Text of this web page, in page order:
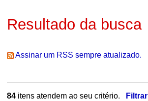
Resultado da busca
Assinar um RSS sempre atualizado.
84itens atendem ao seu critério.